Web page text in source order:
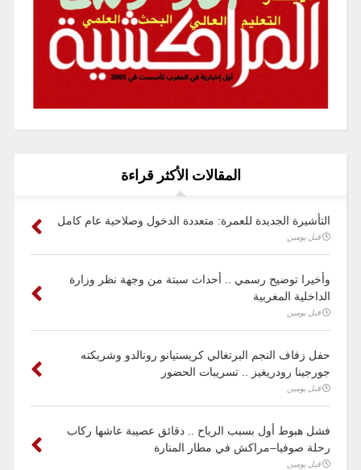
المقالات الأكثر قراءة
التأشيرة الجديدة للعمرة: متعددة الدخول وصلاحية عام كامل
قبل يومين
وأخيرا توضيح رسمي .. أحداث سبتة من وجهة نظر وزارة
الداخلية المغربية
قبل يومين
حفل زفاف النجم البرتغالي كريستيانو رونالدو وشريكته
جورجينا رودريغيز .. تسريبات الحضور
قبل يومين
فشل هبوط أول بسبب الرياح .. دقائق عصيبة عاشها ركاب
رحلة صوفيا–مراكش في مطار المنارة
قبل يومين